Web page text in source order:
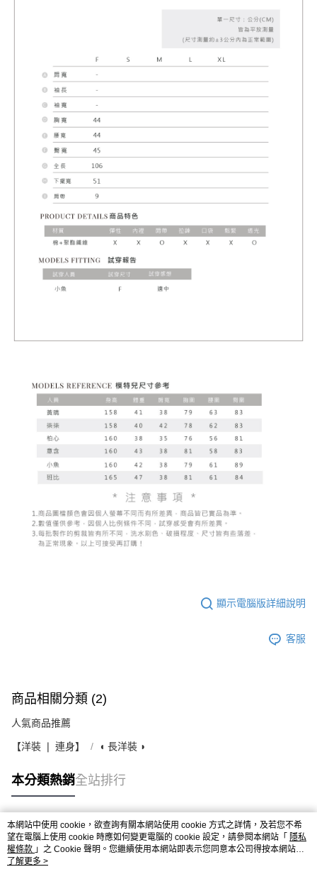
顯示電腦版詳細說明
客服
商品相關分類 (2)
人氣商品推薦
【洋裝 ❘ 連身】 ◖ 長洋裝 ◗
本分類熱銷全站排行
熱門標籤
本網站中使用 cookie，欲查詢有關本網站使用 cookie 方式之詳情，及若您不希
望在電腦上使用 cookie 時應如何變更電腦的 cookie 設定，請參閱本網站「 隱私
權條款 」之 Cookie 聲明。您繼續使用本網站即表示您同意本公司得按本網站使
用條款之 Cookie 聲明使用 cookie。
了解更多 >